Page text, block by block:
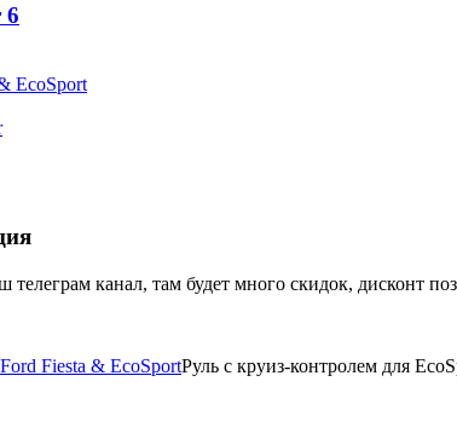
6
EcoSport
телеграм канал, там будет много скидок, дисконт
Ford Fiesta & EcoSportРуль с круиз-контролем для